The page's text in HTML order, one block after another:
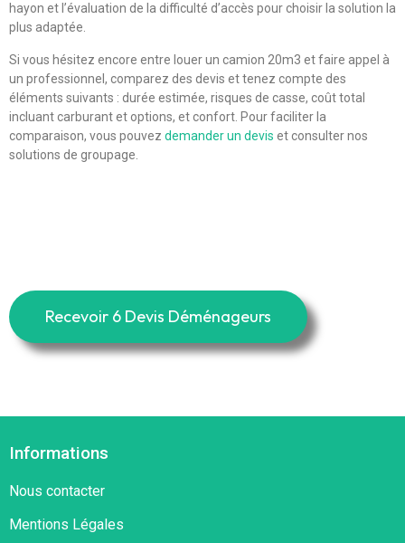
hayon et l’évaluation de la difficulté d’accès pour choisir la solution la
plus adaptée.
Si vous hésitez encore entre louer un camion 20m3 et faire appel à
un professionnel, comparez des devis et tenez compte des
éléments suivants : durée estimée, risques de casse, coût total
incluant carburant et options, et confort. Pour faciliter la
comparaison, vous pouvez demander un devis et consulter nos
solutions de groupage.
Recevoir 6 Devis Déménageurs
Informations
Nous contacter
Mentions Légales